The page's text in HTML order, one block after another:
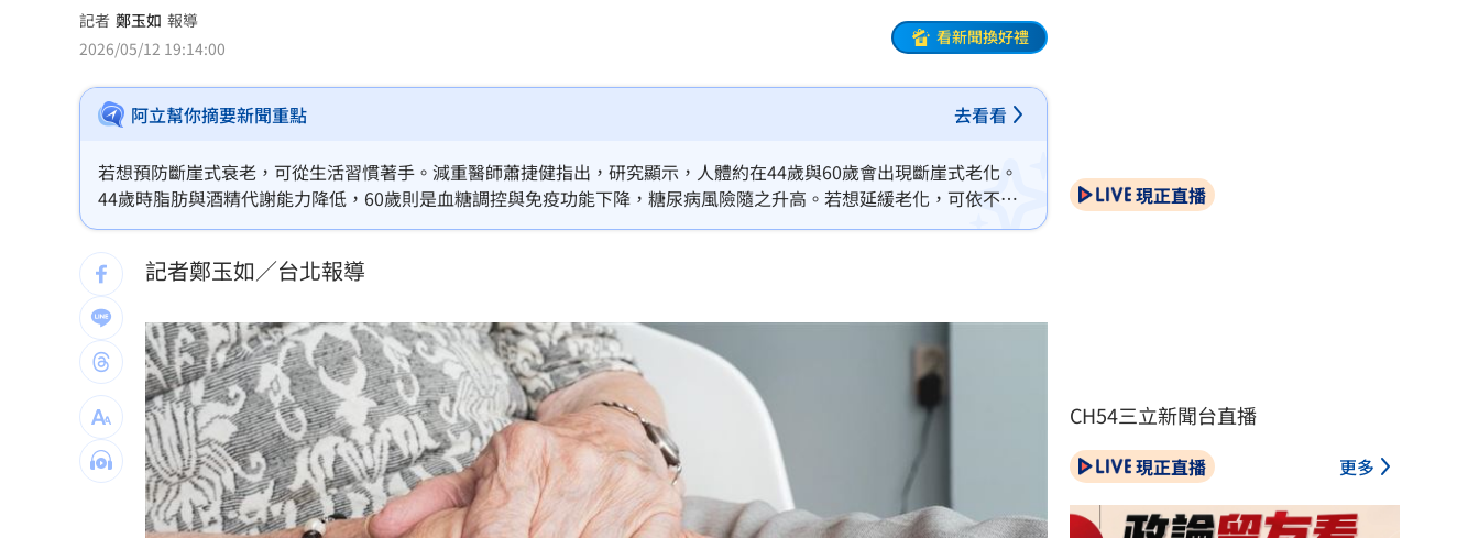
這大廠產能利用率衝90% 目標價上看220元
埃及知名女星涉毒被判死 引發社會震驚
桃園聯隊奪世界青棒亞軍 張善政接機
男駕車至議員服務處嗆開槍 台中警抓到了 00:43
勞動部：Uber Eats疊單計算方式違法
斷交國200萬磅蝦遭我友邦封殺！業者慘叫 23:54
新北待售餘屋萬8戶 永和竟只賣贏八里！ 23:47
為5億商機翻臉 肥大叔插刀：要死一起死 23:32
杜金龍點名：「這檔權值股」千萬別長抱 23:25
台灣彩券開獎直播中 20:31
記者 鄭玉如 報導
2026/05/12 19:14:00
看新聞換好禮
阿立幫你摘要新聞重點 去看看
若想預防斷崖式衰老，可從生活習慣著手。減重醫師蕭捷健指出，研究顯示，人體約在44歲與60歲會出現斷崖式老化。
44歲時脂肪與酒精代謝能力降低，60歲則是血糖調控與免疫功能下降，糖尿病風險隨之升高。若想延緩老化，可依不同
年齡層調整飲食策略，例如在44歲階段採取碳水循環飲食，60歲後以低發炎飲食為主。
記者鄭玉如／台北報導
現正直播
CH54三立新聞台直播
現正直播 更多